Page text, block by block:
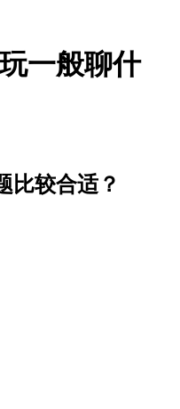
一般聊什
比较合适？